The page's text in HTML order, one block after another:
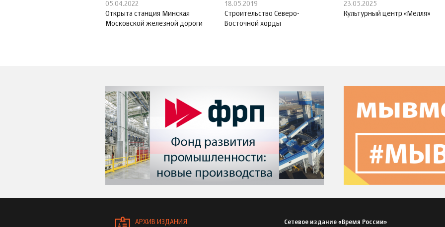
05.04.2022
Открыта станция Минская
Московской железной дороги
18.05.2019
Строительство Северо-
Восточной хорды
23.05.2025
Культурный центр «Мелля»
АРХИВ ИЗДАНИЯ Сетевое издание «Время России»